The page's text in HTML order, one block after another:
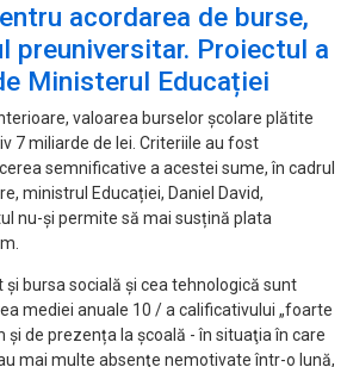
acordarea de burse,
preuniversitar. Proiectul a
Ministerul Educației
valoarea burselor școlare plătite
7 miliarde de lei. Criteriile au fost
semnificative a acestei sume, în cadrul
ministrul Educației, Daniel David,
nu-și permite să mai susțină plata
bursa socială și cea tehnologică sunt
mediei anuale 10 / a calificativului „foarte
și de prezența la școală - în situaţia în care
mai multe absenţe nemotivate într-o lună,